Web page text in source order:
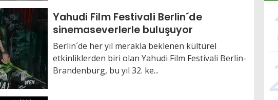
Yahudi Film Festivali Berlin´de
sinemaseverlerle buluşuyor
Berlin´de her yıl merakla beklenen kültürel
etkinliklerden biri olan Yahudi Film Festivali Berlin-
Brandenburg, bu yıl 32. ke...